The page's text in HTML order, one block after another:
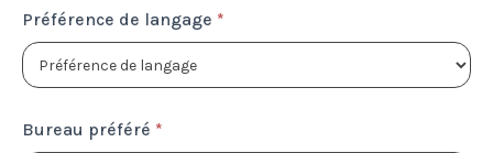
Préférence de langage *
Bureau préféré *